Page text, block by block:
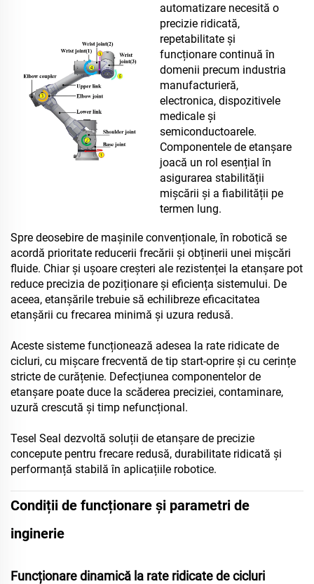
automatizare necesită o
precizie ridicată,
repetabilitate și
funcționare continuă în
domenii precum industria
manufacturieră,
electronica, dispozitivele
medicale și
semiconductoarele.
Componentele de etanșare
joacă un rol esențial în
asigurarea stabilității
mișcării și a fiabilității pe
termen lung.
Spre deosebire de mașinile convenționale, în robotică se
acordă prioritate reducerii frecării și obținerii unei mișcări
fluide. Chiar și ușoare creșteri ale rezistenței la etanșare pot
reduce precizia de poziționare și eficiența sistemului. De
aceea, etanșările trebuie să echilibreze eficacitatea
etanșării cu frecarea minimă și uzura redusă.
Aceste sisteme funcționează adesea la rate ridicate de
cicluri, cu mișcare frecventă de tip start-oprire și cu cerințe
stricte de curățenie. Defecțiunea componentelor de
etanșare poate duce la scăderea preciziei, contaminare,
uzură crescută și timp nefuncțional.
Tesel Seal dezvoltă soluții de etanșare de precizie
concepute pentru frecare redusă, durabilitate ridicată și
performanță stabilă în aplicațiile robotice.
Condiții de funcționare și parametri de
inginerie
Funcționare dinamică la rate ridicate de cicluri